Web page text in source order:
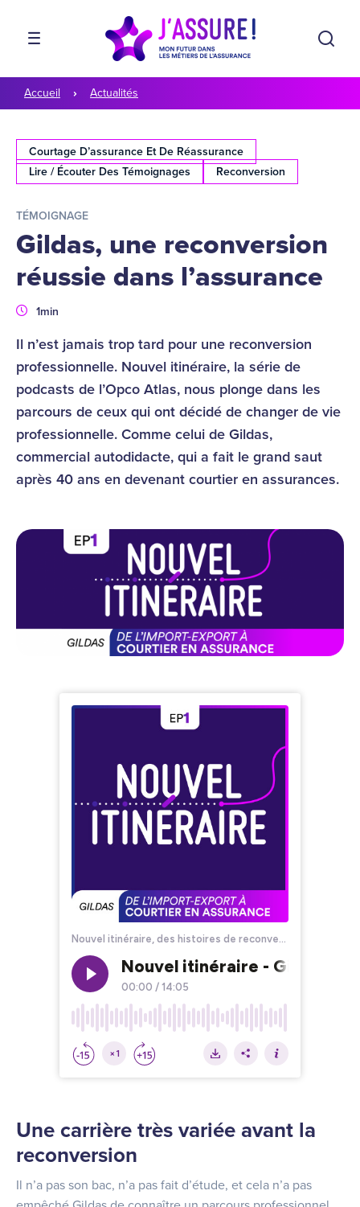
Aller au contenu
Aller à la navigation
MENU
Accueil Actualités
Courtage D’assurance Et De Réassurance
Lire / Écouter Des Témoignages
Reconversion
TÉMOIGNAGE
Gildas, une reconversion
réussie dans l’assurance
Durée
1min
Il n’est jamais trop tard pour une reconversion
professionnelle. Nouvel itinéraire, la série de
podcasts de l’Opco Atlas, nous plonge dans les
parcours de ceux qui ont décidé de changer de vie
professionnelle. Comme celui de Gildas,
commercial autodidacte, qui a fait le grand saut
après 40 ans en devenant courtier en assurances.
Une carrière très variée avant la
reconversion
Il n’a pas son bac, n’a pas fait d’étude, et cela n’a pas